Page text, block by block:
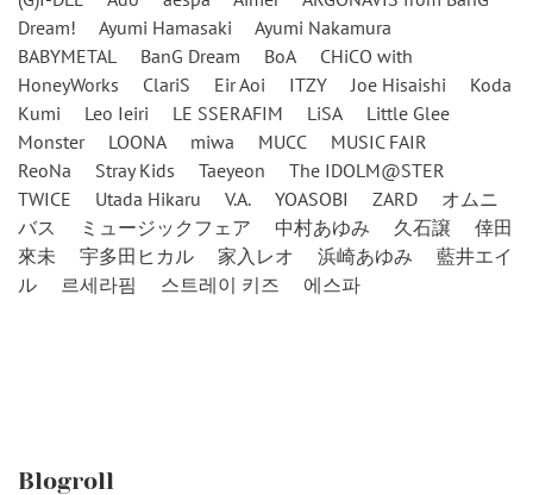
Dream!
Ayumi Hamasaki
Ayumi Nakamura
BABYMETAL
BanG Dream BoA
CHiCO with
HoneyWorks
ClariS Eir Aoi ITZY Joe Hisaishi
Koda
Kumi
Leo Ieiri LE SSERAFIM LiSA
Little Glee
Monster
LOONA miwa MUCC
MUSIC FAIR
ReoNa
Stray Kids Taeyeon
The IDOLM@STER
TWICE
Utada Hikaru V.A. YOASOBI ZARD
オムニ
バス
ミュージックフェア 中村あゆみ 久石譲
倖田
來未
宇多田ヒカル 家入レオ 浜崎あゆみ
藍井エイ
ル
르세라핌 스트레이 키즈 에스파
Blogroll